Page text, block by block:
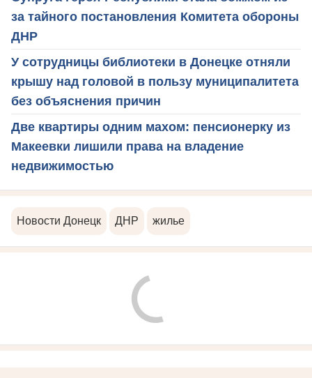
за тайного постановления Комитета обороны
ДНР
У сотрудницы библиотеки в Донецке отняли
крышу над головой в пользу муниципалитета
без объяснения причин
Две квартиры одним махом: пенсионерку из
Макеевки лишили права на владение
недвижимостью
Новости Донецк ДНР жилье